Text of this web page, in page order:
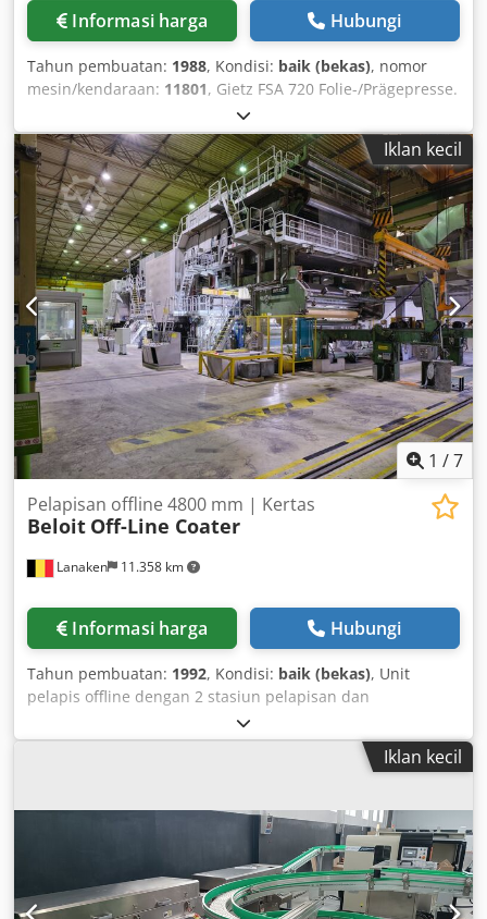
Informasi harga Hubungi
Tahun pembuatan: 1988, Kondisi: baik (bekas), nomor
mesin/kendaraan: 11801, Gietz FSA 720 Folie-/Prägepresse.
Bogenformat 720x520 mm, minimales Bogenformat
297x210 mm, Doppelbogenkontrolle, Presskraft 120 t, max.
Geschwindigkeit 5.000 Bogen/h, Stapelhöhe 950 mm bei
max. 700 kg, Stapelhöhe am Ausleger 700 mm,
Maschinenabmessungen 380x280x195 cm. Maschinen-Nr.:
11801 Chsdownqrgspfx Aahoa
Iklan kecil
1 /7
Lanaken 11.358 km
Pelapisan offline 4800 mm | Kertas
Beloit Off-Line Coater
Informasi harga Hubungi
Tahun pembuatan: 1992, Kondisi: baik (bekas), Unit
pelapis offline dengan 2 stasiun pelapisan dan
pengeringan. Profilisasi, pengukuran kelembapan dengan
radiasi inframerah elektrik atau pengukuran impuls
(Voith). Fitur: * Kapasitas: maks. ~184.000 ton/tahun *
Diameter gulungan jumbo: maks. 2600 mm Cjdpozdn H
Defx Aahjha * Berat pelapisan: 6–14 g/m² (per sisi) *
Sistem QCS: Lippke | Honeywell * Sistem DCS: Siemens |
Iklan kecil